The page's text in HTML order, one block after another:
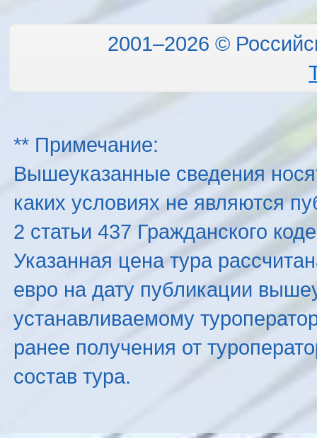
2001–2026 ©
** Примечание:
Вышеуказанные сведения
каких условиях не являются
2 статьи 437 Гражданского
Указанная цена тура
евро на дату публикации
устанавливаемому
ранее получения от
состав тура.